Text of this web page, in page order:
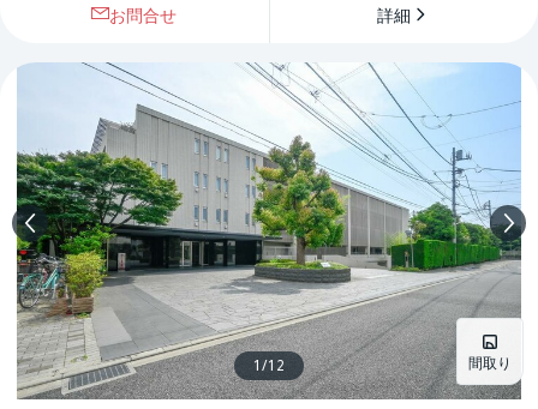
お問合せ 詳細
間取り
1/12